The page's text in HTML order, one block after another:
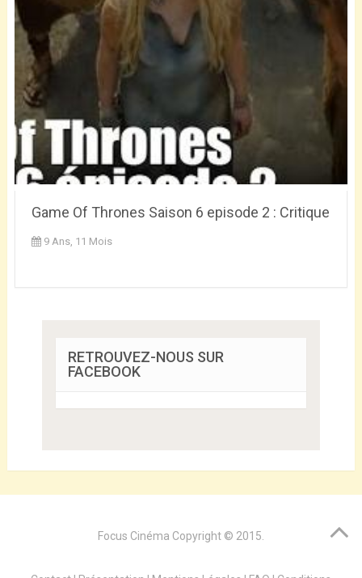
Game Of Thrones Saison 6 episode 2 : Critique
9 Ans, 11 Mois
RETROUVEZ-NOUS SUR
FACEBOOK
Focus Cinéma Copyright © 2015.